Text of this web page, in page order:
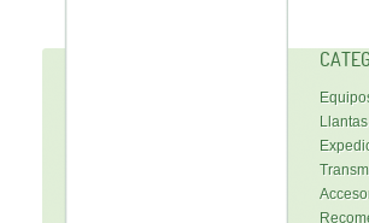
Llantas